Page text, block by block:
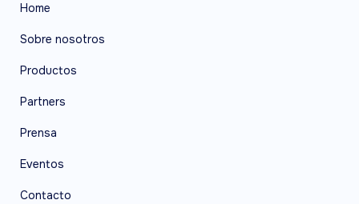
Home
Sobre nosotros
Productos
Partners
Prensa
Eventos
Contacto